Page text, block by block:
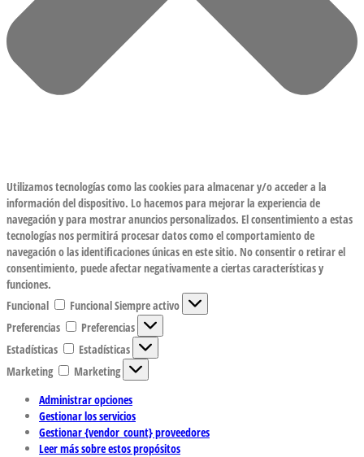
Utilizamos tecnologías como las cookies para almacenar y/o acceder a la
información del dispositivo. Lo hacemos para mejorar la experiencia de
navegación y para mostrar anuncios personalizados. El consentimiento a estas
tecnologías nos permitirá procesar datos como el comportamiento de
navegación o las identificaciones únicas en este sitio. No consentir o retirar el
consentimiento, puede afectar negativamente a ciertas características y
funciones.
Funcional
FuncionalSiempre activo
Preferencias
Preferencias
Estadísticas
Estadísticas
Marketing
Marketing
Administrar opciones
Gestionar los servicios
Gestionar {vendor_count} proveedores
Leer más sobre estos propósitos